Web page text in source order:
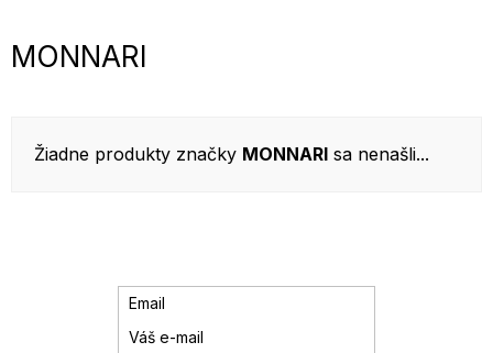
MONNARI
Žiadne produkty značky MONNARI sa nenašli...
Email